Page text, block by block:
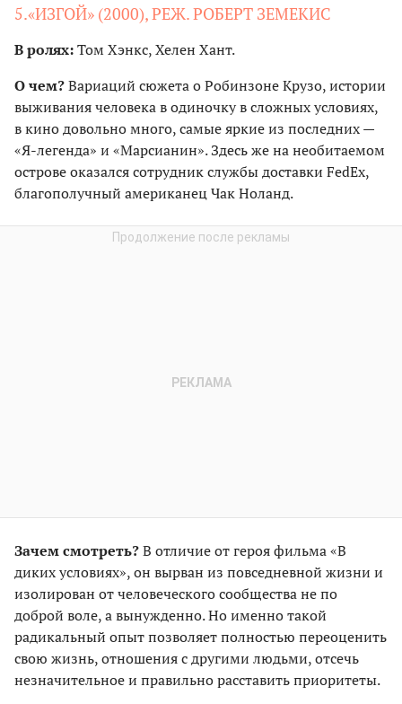
5.«ИЗГОЙ» (2000), РЕЖ. РОБЕРТ ЗЕМЕКИС
В ролях:Том Хэнкс, Хелен Хант.
О чем?Вариаций сюжета о Робинзоне Крузо, истории
выживания человека в одиночку в сложных условиях,
в кино довольно много, самые яркие из последних —
«Я-легенда» и «Марсианин». Здесь же на необитаемом
острове оказался сотрудник службы доставки FedEx,
благополучный американец Чак Ноланд.
Зачем смотреть?В отличие от героя фильма «В
диких условиях», он вырван из повседневной жизни и
изолирован от человеческого сообщества не по
доброй воле, а вынужденно. Но именно такой
радикальный опыт позволяет полностью переоценить
свою жизнь, отношения с другими людьми, отсечь
незначительное и правильно расставить приоритеты.